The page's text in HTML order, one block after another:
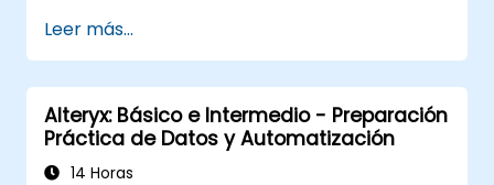
incluyendo filtros interactivos y gráficos.
Automatizar flujos de trabajo de reportes
para actualizaciones de datos en tiempo
real.
Aplicar las mejores prácticas para la
narración visual y la personalización de
Leer más...
Alteryx: Básico e Intermedio - Preparación
Práctica de Datos y Automatización
14 Horas